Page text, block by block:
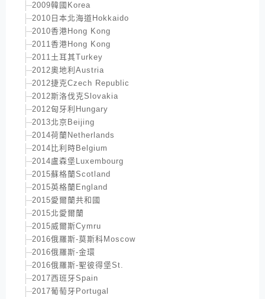
2009韓國Korea
2010日本北海道Hokkaido
2010香港Hong Kong
2011香港Hong Kong
2011土耳其Turkey
2012奧地利Austria
2012捷克Czech Republic
2012斯洛伐克Slovakia
2012匈牙利Hungary
2013北京Beijing
2014荷蘭Netherlands
2014比利時Belgium
2014盧森堡Luxembourg
2015蘇格蘭Scotland
2015英格蘭England
2015愛爾蘭共和國
2015北愛爾蘭
2015威爾斯Cymru
2016俄羅斯-莫斯科Moscow
2016俄羅斯-金環
2016俄羅斯-聖彼得堡St.
2017西班牙Spain
2017葡萄牙Portugal